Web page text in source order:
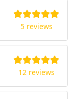
5 reviews
12 reviews